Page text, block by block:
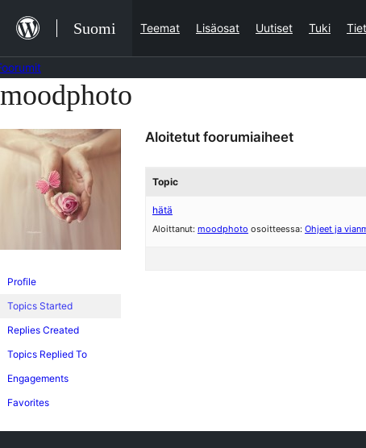
sisältöön
Suomi Teemat Lisäosat Uutiset Tuki
Skip
content
moodphoto
Profile
Topics Started
Replies Created
Topics Replied To
Engagements
Favorites
Aloitetut foorumiaiheet
Topic
hätä
Aloittanut: moodphoto osoitteessa: Ohjeet ja